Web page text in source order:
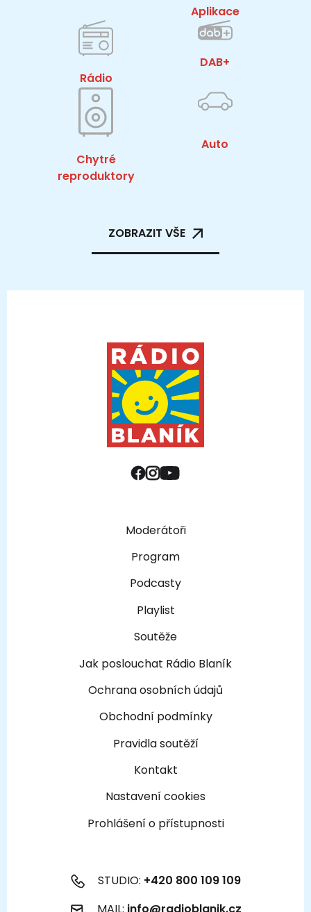
Aplikace
Rádio
DAB+
Chytré
reproduktory
Auto
ZOBRAZIT VŠE
Moderátoři
Program
Podcasty
Playlist
Soutěže
Jak poslouchat Rádio Blaník
Ochrana osobních údajů
Obchodní podmínky
Pravidla soutěží
Kontakt
Nastavení cookies
Prohlášení o přístupnosti
STUDIO: +420 800 109 109